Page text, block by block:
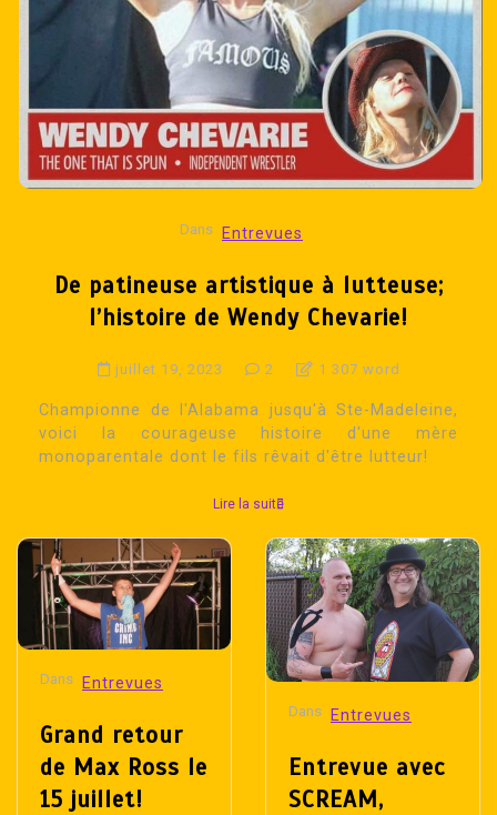
Dans Entrevues
De patineuse artistique à lutteuse;
l’histoire de Wendy Chevarie!
juillet 19, 2023 2 1 307 word
Championne de l'Alabama jusqu'à Ste-Madeleine,
voici la courageuse histoire d'une mère
monoparentale dont le fils rêvait d'être lutteur!
Lire la suite
Dans Entrevues
Grand retour
de Max Ross le
15 juillet!
Dans Entrevues
Entrevue avec
SCREAM,